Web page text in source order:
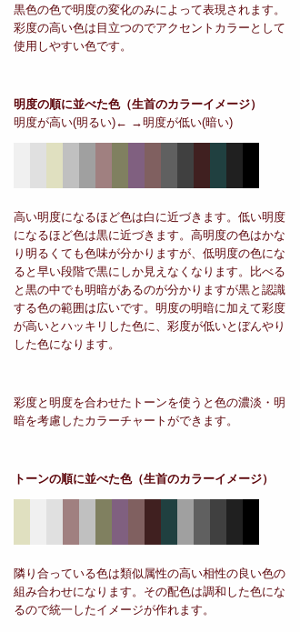
黒色の色で明度の変化のみによって表現されます。
彩度の高い色は目立つのでアクセントカラーとして
使用しやすい色です。
明度の順に並べた色（生首のカラーイメージ）
明度が高い(明るい)← →明度が低い(暗い)
高い明度になるほど色は白に近づきます。低い明度
になるほど色は黒に近づきます。高明度の色はかな
り明るくても色味が分かりますが、低明度の色にな
ると早い段階で黒にしか見えなくなります。比べる
と黒の中でも明暗があるのが分かりますが黒と認識
する色の範囲は広いです。明度の明暗に加えて彩度
が高いとハッキリした色に、彩度が低いとぼんやり
した色になります。
彩度と明度を合わせたトーンを使うと色の濃淡・明
暗を考慮したカラーチャートができます。
トーンの順に並べた色（生首のカラーイメージ）
隣り合っている色は類似属性の高い相性の良い色の
組み合わせになります。その配色は調和した色にな
るので統一したイメージが作れます。